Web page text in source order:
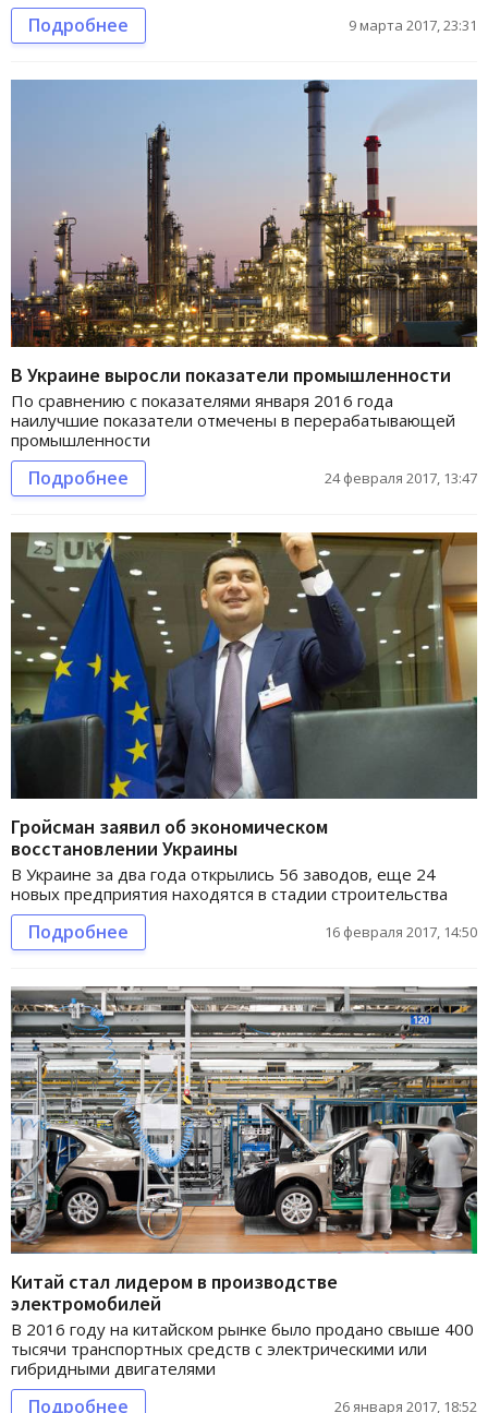
Подробнее 9 марта 2017, 23:31
В Украине выросли показатели промышленности
По сравнению с показателями января 2016 года
наилучшие показатели отмечены в перерабатывающей
промышленности
Подробнее 24 февраля 2017, 13:47
Гройсман заявил об экономическом
восстановлении Украины
В Украине за два года открылись 56 заводов, еще 24
новых предприятия находятся в стадии строительства
Подробнее 16 февраля 2017, 14:50
Китай стал лидером в производстве
электромобилей
В 2016 году на китайском рынке было продано свыше 400
тысячи транспортных средств с электрическими или
гибридными двигателями
Подробнее 26 января 2017, 18:52